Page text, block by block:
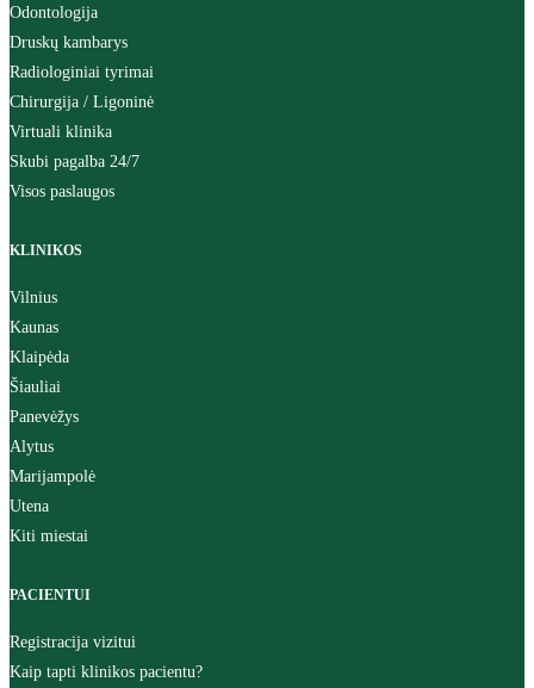
Odontologija
Druskų kambarys
Radiologiniai tyrimai
Chirurgija / Ligoninė
Virtuali klinika
Skubi pagalba 24/7
Visos paslaugos
KLINIKOS
Vilnius
Kaunas
Klaipėda
Šiauliai
Panevėžys
Alytus
Marijampolė
Utena
Kiti miestai
PACIENTUI
Registracija vizitui
Kaip tapti klinikos pacientu?